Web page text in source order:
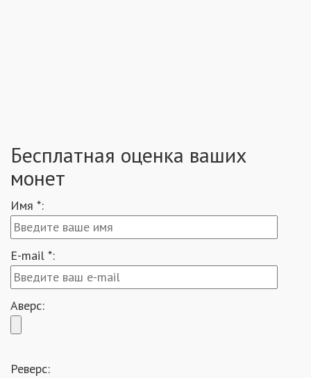
Бесплатная оценка ваших
монет
Имя *:
E-mail *:
Аверс:
Реверс: